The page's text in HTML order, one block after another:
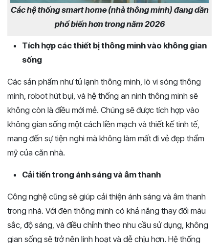
Các hệ thống smart home (nhà thông minh) đang dần
phổ biến hơn trong năm 2026
Tích hợp các thiết bị thông minh vào không gian
sống
Các sản phẩm như tủ lạnh thông minh, lò vi sóng thông
minh, robot hút bụi, và hệ thống an ninh thông minh sẽ
không còn là điều mới mẻ. Chúng sẽ được tích hợp vào
không gian sống một cách liền mạch và thiết kế tinh tế,
mang đến sự tiện nghi mà không làm mất đi vẻ đẹp thẩm
mỹ của căn nhà.
Cải tiến trong ánh sáng và âm thanh
Công nghệ cũng sẽ giúp cải thiện ánh sáng và âm thanh
trong nhà. Với đèn thông minh có khả năng thay đổi màu
sắc, độ sáng, và điều chỉnh theo nhu cầu sử dụng, không
gian sống sẽ trở nên linh hoạt và dễ chịu hơn. Hệ thống